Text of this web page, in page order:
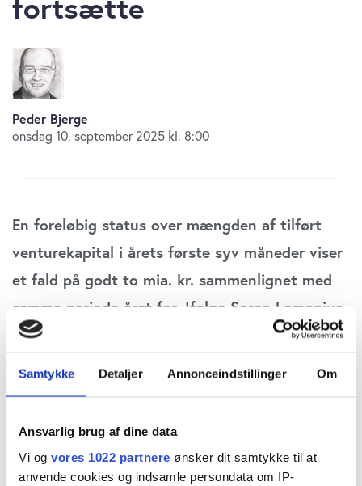
Samtykke Detaljer Annonceindstillinger Om
Ansvarlig brug af dine data
Vi og vores 1022 partnere ønsker dit samtykke til at
anvende cookies og indsamle persondata om IP-
Peder Bjerge
onsdag 10. september 2025 kl. 8:00
En foreløbig status over mængden af tilført
venturekapital i årets første syv måneder viser
et fald på godt to mia. kr. sammenlignet med
samme periode året før. Ifølge Søren Lemonius,
ventureselskabet Sunstone Life Science
hvor der ikke bliver sendt kapital tilbage til
investorerne. Overfor fagredaktør Peder Bjerge